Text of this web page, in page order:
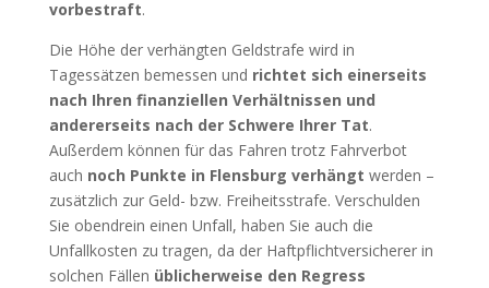
vorbestraft.
Die Höhe der verhängten Geldstrafe wird in
Tagessätzen bemessen und richtet sich einerseits
nach Ihren finanziellen Verhältnissen und
andererseits nach der Schwere Ihrer Tat.
Außerdem können für das Fahren trotz Fahrverbot
auch noch Punkte in Flensburg verhängt werden –
zusätzlich zur Geld- bzw. Freiheitsstrafe. Verschulden
Sie obendrein einen Unfall, haben Sie auch die
Unfallkosten zu tragen, da der Haftpflichtversicherer in
solchen Fällen üblicherweise den Regress